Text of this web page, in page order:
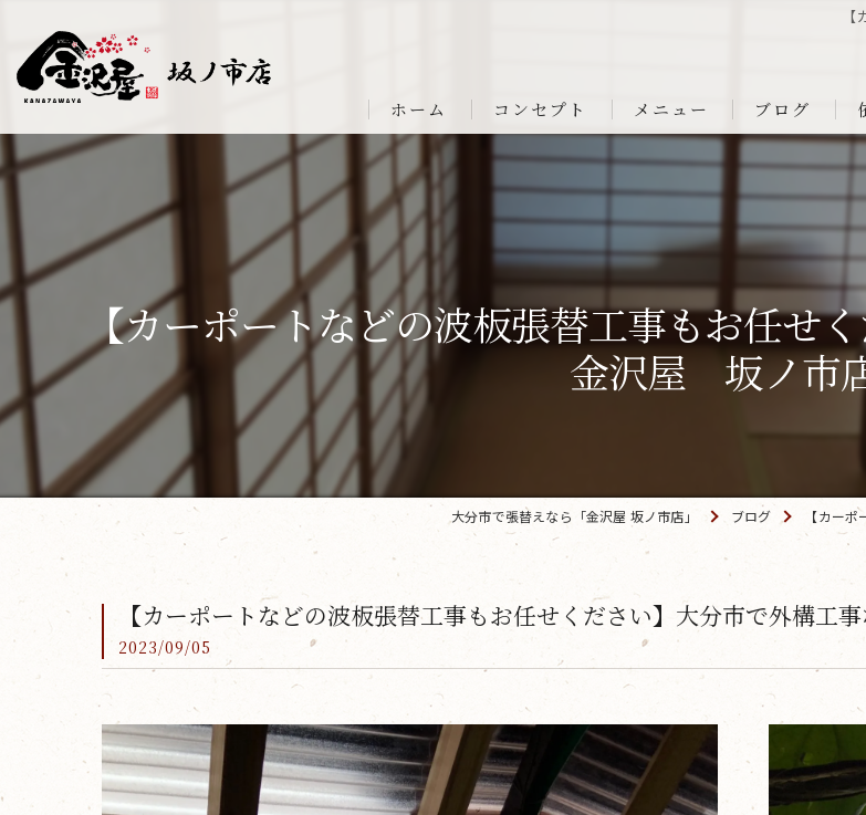
ホーム コンセプト メニュー ブログ
【カーポートなどの波板張替工事もお任せ
金沢屋 坂ノ市
大分市で張替えなら「金沢屋 坂ノ市店」 ブログ 【カー
【カーポートなどの波板張替工事もお任せください】大分市で外構工
2023/09/05